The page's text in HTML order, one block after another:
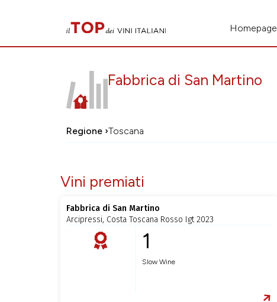
Homepage
Fabbrica di San Martino
Regione ›Toscana
Vini premiati
Fabbrica di San Martino
Arcipressi, Costa Toscana Rosso Igt 2023
1
Slow Wine